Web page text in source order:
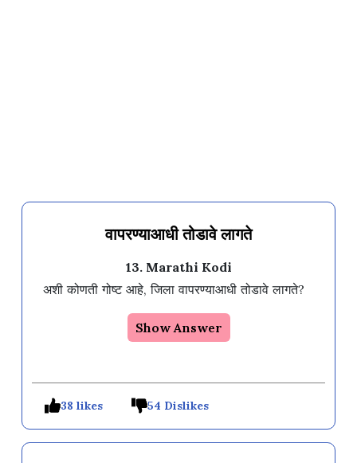
वापरण्याआधी तोडावे लागते
13. Marathi Kodi
अशी कोणती गोष्ट आहे, जिला वापरण्याआधी तोडावे लागते?
Show Answer
38 likes 54 Dislikes